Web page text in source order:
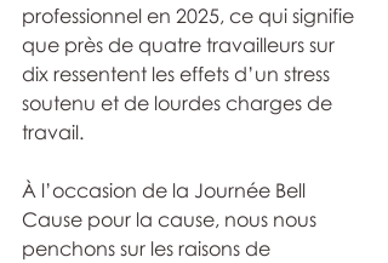
professionnel en 2025, ce qui signifie
que près de quatre travailleurs sur
dix ressentent les effets d’un stress
soutenu et de lourdes charges de
travail.
À l’occasion de la Journée Bell
Cause pour la cause, nous nous
penchons sur les raisons de